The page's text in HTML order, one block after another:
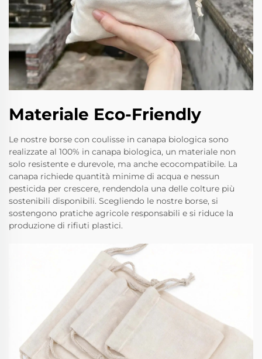
Materiale Eco-Friendly
Le nostre borse con coulisse in canapa biologica sono
realizzate al 100% in canapa biologica, un materiale non
solo resistente e durevole, ma anche ecocompatibile. La
canapa richiede quantità minime di acqua e nessun
pesticida per crescere, rendendola una delle colture più
sostenibili disponibili. Scegliendo le nostre borse, si
sostengono pratiche agricole responsabili e si riduce la
produzione di rifiuti plastici.